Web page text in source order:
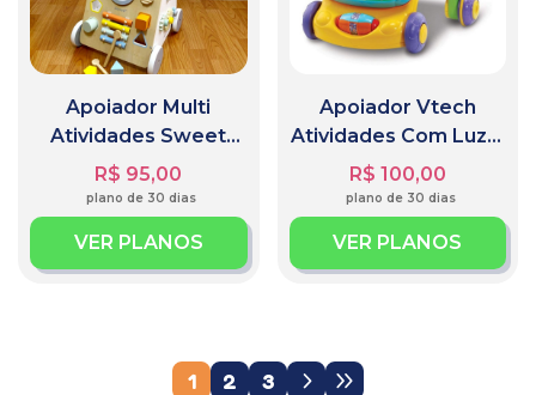
Apoiador Multi
Atividades Sweet
Cocoon
R$ 95,00
plano de 30 dias
VER PLANOS
Apoiador Vtech
Atividades Com Luz E
Som Casinha
R$ 100,00
plano de 30 dias
VER PLANOS
3
2
1